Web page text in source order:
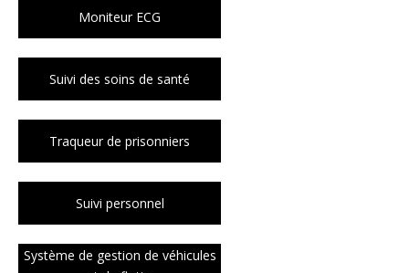
Moniteur ECG
Suivi des soins de santé
Traqueur de prisonniers
Suivi personnel
Système de gestion de véhicules